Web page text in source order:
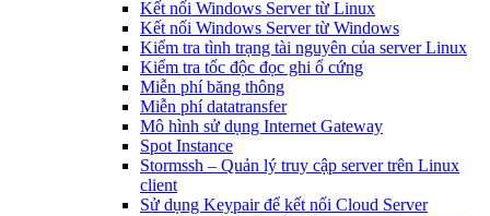
Kết nối Windows Server từ Linux
Kết nối Windows Server từ Windows
Kiểm tra tình trạng tài nguyên của server Linux
Kiểm tra tốc độc đọc ghi ổ cứng
Miễn phí băng thông
Miễn phí datatransfer
Mô hình sử dụng Internet Gateway
Spot Instance
Stormssh – Quản lý truy cập server trên Linux
client
Sử dụng Keypair để kết nối Cloud Server